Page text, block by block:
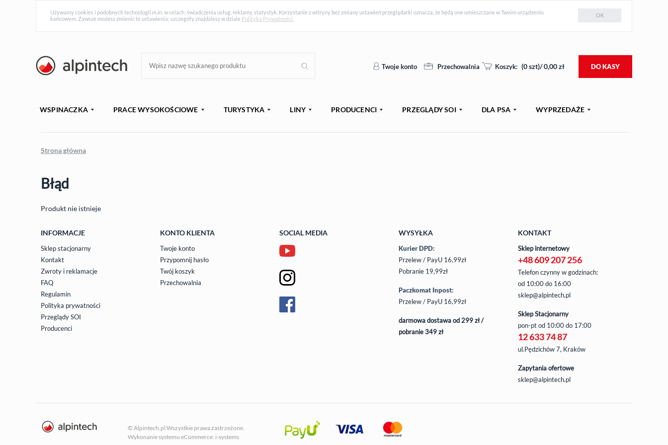
Używamy cookies i podobnych technologii m.in. w celach: świadczenia usług, reklamy, statystyk. Korzystanie z witryny bez zmiany ustawień przeglądarki oznacza, że będą one umieszczane w Twoim urządzeniu
końcowym. Zawsze możesz zmienić te ustawienia; szczegóły znajdziesz w dziale Polityka Prywatności.
OK
Twoje konto Przechowalnia Koszyk: (0szt)/0,00zł DO KASY
WSPINACZKA PRACE WYSOKOŚCIOWE TURYSTYKA LINY PRODUCENCI PRZEGLĄDY SOI DLA PSA WYPRZEDAŻE
Strona główna
Błąd
Produkt nie istnieje
INFORMACJE
Sklep stacjonarny
Kontakt
Zwroty i reklamacje
FAQ
Regulamin
Polityka prywatności
Przeglądy SOI
Producenci
KONTO KLIENTA
Twoje konto
Przypomnij hasło
Twój koszyk
Przechowalnia
SOCIAL MEDIA WYSYŁKA
Kurier DPD:
Przelew / PayU 16,99zł
Pobranie 19,99zł
Paczkomat Inpost:
Przelew / PayU 16,99zł
darmowa dostawa od 299 zł /
pobranie 349 zł
KONTAKT
Sklep internetowy
+48 609 207 256
Telefon czynny w godzinach:
od 10:00 do 16:00
sklep@alpintech.pl
Sklep Stacjonarny
pon-ptod 10:00 do 17:00
12 633 74 87
ul.Pędzichów 7, Kraków
Zapytania ofertowe
sklep@alpintech.pl
© Alpintech.pl Wszystkie prawa zastrzeżone.
Wykonanie systemu eCommerce: i-systems